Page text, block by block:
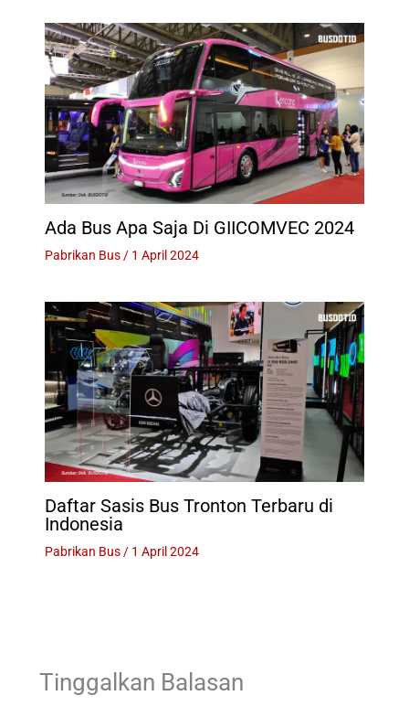
Ada Bus Apa Saja Di GIICOMVEC 2024
Pabrikan Bus/ 1 April 2024
Daftar Sasis Bus Tronton Terbaru di
Indonesia
Pabrikan Bus/ 1 April 2024
Tinggalkan Balasan